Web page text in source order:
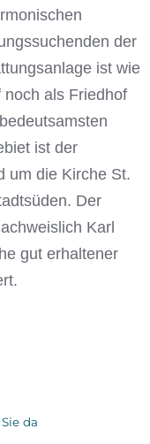
der
ist wie
als Friedhof
ist der
um die Kirche St.
Der
Karl
gut erhaltener
da